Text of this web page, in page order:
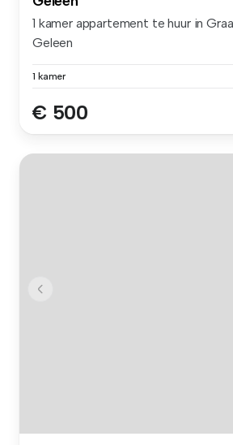
1 kamer appartement te huur in
Geleen
1 kamer
€ 500